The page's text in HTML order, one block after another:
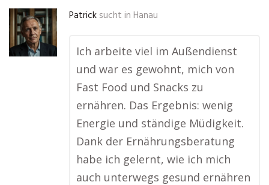
Patrick sucht in Hanau
Ich arbeite viel im Außendienst
und war es gewohnt, mich von
Fast Food und Snacks zu
ernähren. Das Ergebnis: wenig
Energie und ständige Müdigkeit.
Dank der Ernährungsberatung
habe ich gelernt, wie ich mich
auch unterwegs gesund ernähren